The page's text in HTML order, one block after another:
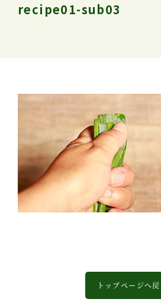
recipe01-sub03
トップページへ戻